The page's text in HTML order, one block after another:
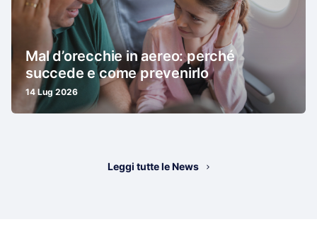
Mal d’orecchie in aereo: perché
succede e come prevenirlo
14 Lug 2026
Leggi tutte le News